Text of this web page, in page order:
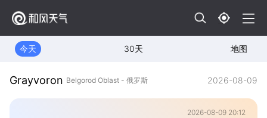
今天 30天 地图
Grayvoron Belgorod Oblast - 俄罗斯 2026-08-09
2026-08-09 20:12